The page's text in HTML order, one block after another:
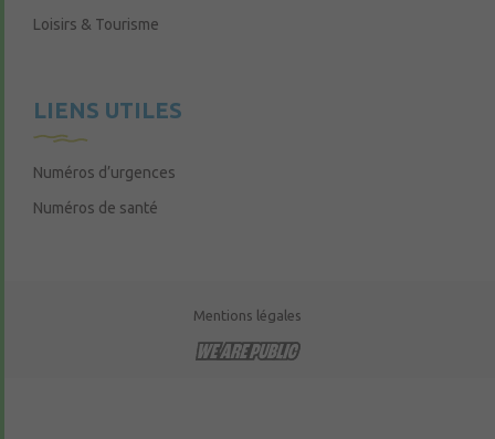
Loisirs & Tourisme
LIENS UTILES
Numéros d’urgences
Numéros de santé
Mentions légales